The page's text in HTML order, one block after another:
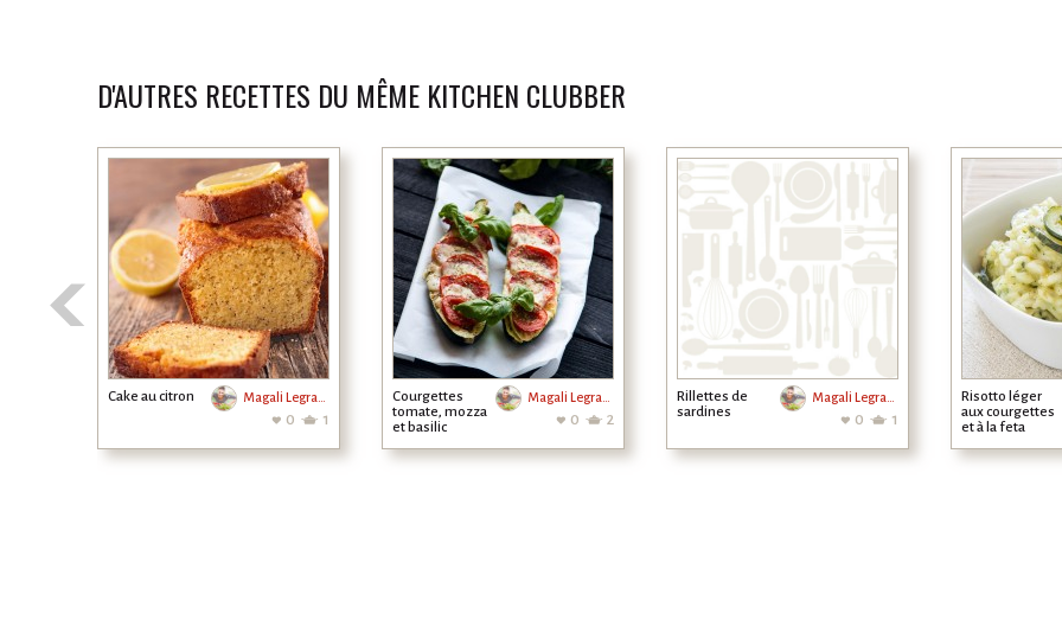
D'AUTRES RECETTES DU MÊME KITCHEN CLUBBER
Cake au citron Magali Legrand
0 1
Courgettes
tomate, mozza
et basilic
Magali Legrand
0 2
Rillettes de
sardines
Magali Legrand
0 1
Risotto léger
aux courgettes
et à la feta